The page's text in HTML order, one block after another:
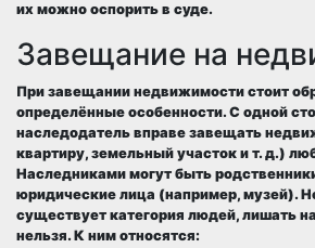
их можно оспорить в суде.
Завещание на
При завещании недвижимости стоит
определённые особенности. С одной
наследодатель вправе завещать
квартиру, земельный участок и т. д.)
Наследниками могут быть
юридические лица (например, музей).
существует категория людей, лишать
нельзя. К ним относятся: